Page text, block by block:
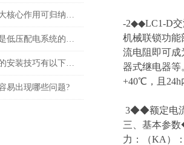
中间继电器五大核心作用可归纳如下
框架式断路器是低压配电系统的核心保护设备
框架式断路器的安装技巧有以下这些
易出现哪些问题?
-2◆◆LC1-D交
机械联锁功能
流电阻即可成
器式继电器等
+40℃，且24h
3◆◆额定电流
三、基本参
力：（KA）